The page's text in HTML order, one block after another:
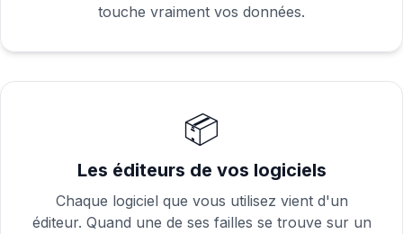
touche vraiment vos données.
📦
Les éditeurs de vos logiciels
Chaque logiciel que vous utilisez vient d'un
éditeur. Quand une de ses failles se trouve sur un